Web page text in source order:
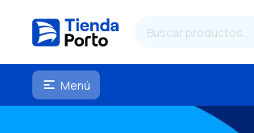
 Menú